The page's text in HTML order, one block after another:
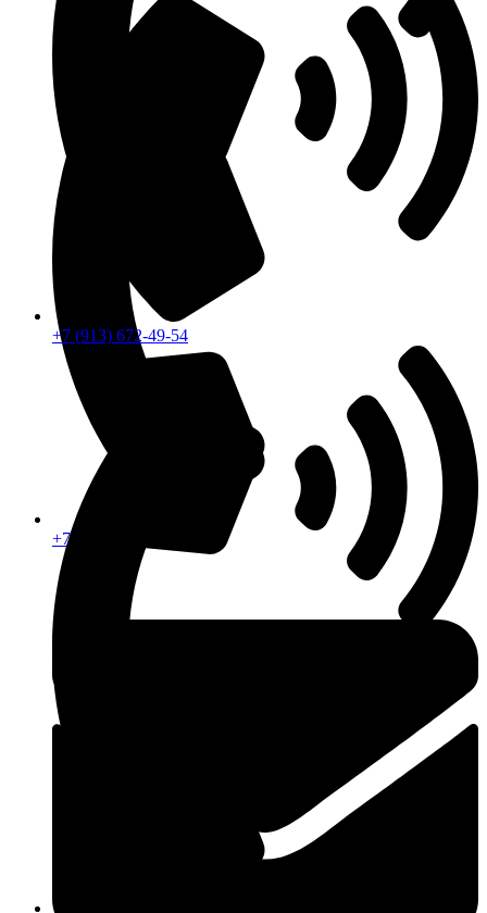
+7 (913) 672-49-54
+7 (913) 672-49-54